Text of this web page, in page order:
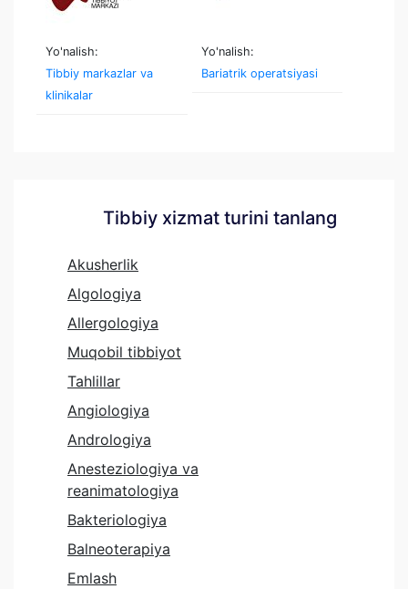
Yo'nalish:
Tibbiy markazlar va
klinikalar
Yo'nalish:
Bariatrik operatsiyasi
Tibbiy xizmat turini tanlang
Akusherlik
Algologiya
Allergologiya
Muqobil tibbiyot
Tahlillar
Angiologiya
Andrologiya
Anesteziologiya va
reanimatologiya
Bakteriologiya
Balneoterapiya
Emlash